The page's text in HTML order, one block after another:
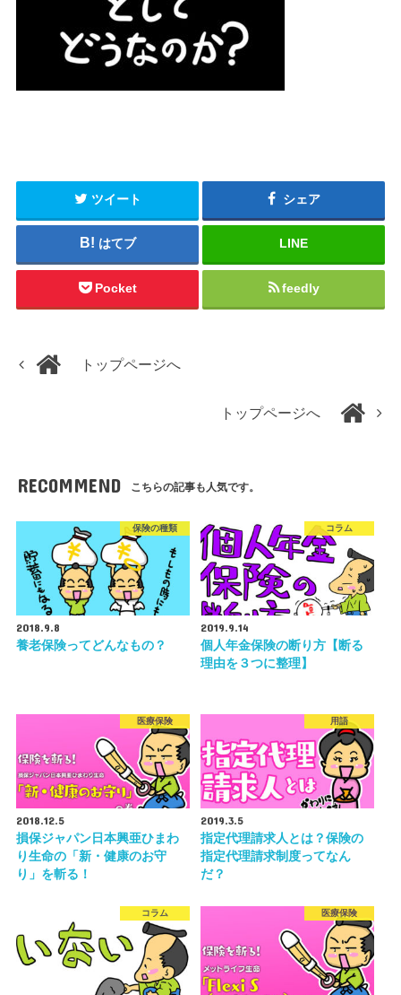
ツイート シェア
はてブ LINE
Pocket feedly
トップページへ
トップページへ
RECOMMEND こちらの記事も人気です。
保険の種類
2018.9.8
養老保険ってどんなもの？
コラム
2019.9.14
個人年金保険の断り方【断る
理由を３つに整理】
医療保険
2018.12.5
損保ジャパン日本興亜ひまわ
り生命の「新・健康のお守
り」を斬る！
用語
2019.3.5
指定代理請求人とは？保険の
指定代理請求制度ってなん
だ？
コラム 医療保険